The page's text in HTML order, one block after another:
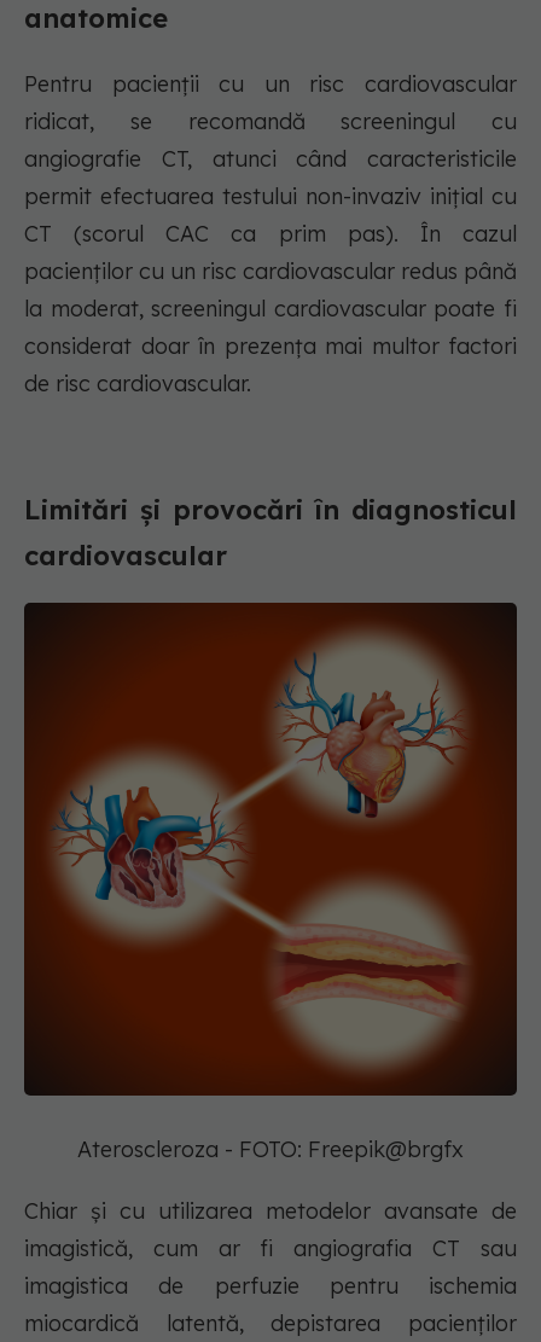
anatomice
Pentru pacienții cu un risc cardiovascular
ridicat, se recomandă screeningul cu
angiografie CT, atunci când caracteristicile
permit efectuarea testului non-invaziv inițial cu
CT (scorul CAC ca prim pas). În cazul
pacienților cu un risc cardiovascular redus până
la moderat, screeningul cardiovascular poate fi
considerat doar în prezența mai multor factori
de risc cardiovascular.
Limitări și provocări în diagnosticul
cardiovascular
Ateroscleroza - FOTO: Freepik@brgfx
Chiar și cu utilizarea metodelor avansate de
imagistică, cum ar fi angiografia CT sau
imagistica de perfuzie pentru ischemia
miocardică latentă, depistarea pacienților